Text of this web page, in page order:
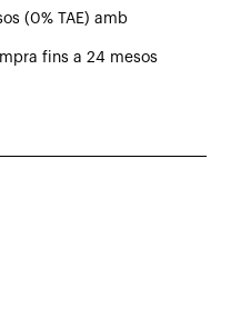
(0% TAE) amb
fins a 24 mesos